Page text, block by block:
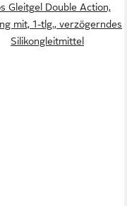
Gleitgel Double Action,
mit, 1-tlg., verzögerndes
Silikongleitmittel